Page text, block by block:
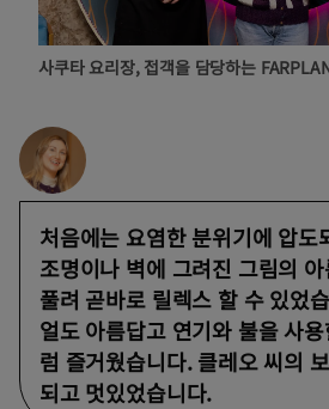
사쿠타 요리장, 접객을 담당하는
처음에는 요염한 분위기에 압도
조명이나 벽에 그려진 그림의
풀려 곧바로 릴렉스 할 수 있었
얼도 아름답고 연기와 불을 사
럼 즐거웠습니다. 클레오 씨의
되고 멋있었습니다.